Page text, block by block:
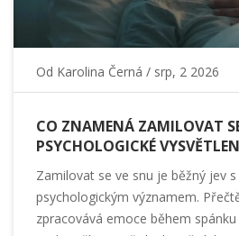
Od Karolina Černá / srp, 2 2026
CO ZNAMENÁ ZAMILOVAT
PSYCHOLOGICKÉ
EMOCEMI
Zamilovat se ve snu je běžný jev
psychologickým významem.
zpracovává emoce během